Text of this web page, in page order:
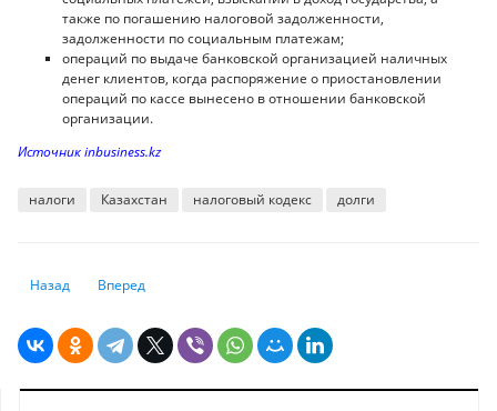
также по погашению налоговой задолженности,
задолженности по социальным платежам;
операций по выдаче банковской организацией наличных
денег клиентов, когда распоряжение о приостановлении
операций по кассе вынесено в отношении банковской
организации.
Источник inbusiness.kz
налоги Казахстан налоговый кодекс долги
Предыдущий: Кредитный рынок "остывает": почему в Казахстане
Назад Следующий: Какие продукты питания сильнее подорожали
Вперед